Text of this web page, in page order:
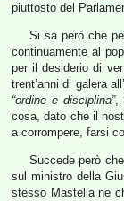
piuttosto del
Si sa però che
continuamente al
per il desiderio di
trent’anni di galera
“ordine e disciplina”,
cosa, dato che il
a corrompere, farsi
Succede però
sul ministro della
stesso Mastella ne